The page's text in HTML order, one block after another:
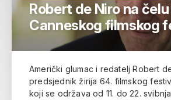
Robert de Niro na
Canneskog filmskog
Američki glumac i redatelj Robert
predsjednik žirija 64. filmskog
koji se održava od 11. do 22.